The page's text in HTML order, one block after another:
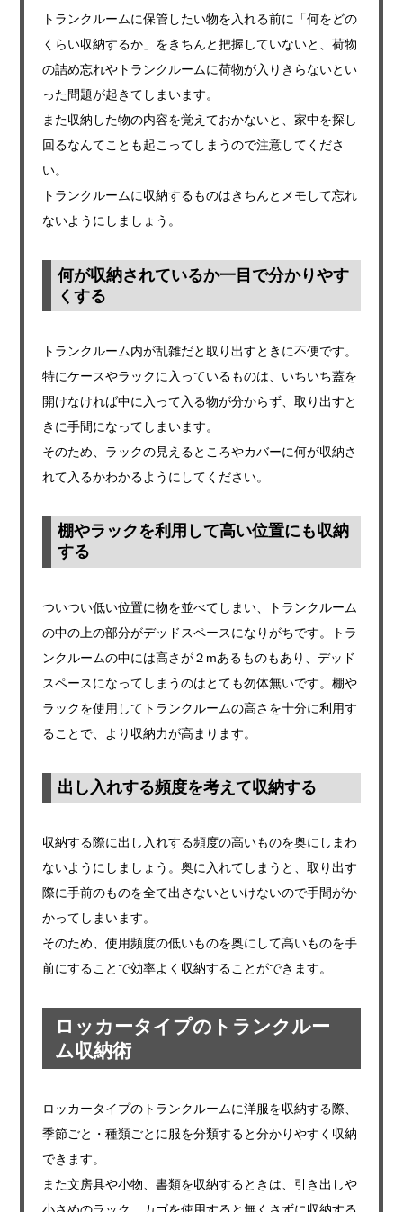
トランクルームに保管したい物を入れる前に「何をどの
くらい収納するか」をきちんと把握していないと、荷物
の詰め忘れやトランクルームに荷物が入りきらないとい
った問題が起きてしまいます。
また収納した物の内容を覚えておかないと、家中を探し
回るなんてことも起こってしまうので注意してくださ
い。
トランクルームに収納するものはきちんとメモして忘れ
ないようにしましょう。
何が収納されているか一目で分かりやす
くする
トランクルーム内が乱雑だと取り出すときに不便です。
特にケースやラックに入っているものは、いちいち蓋を
開けなければ中に入って入る物が分からず、取り出すと
きに手間になってしまいます。
そのため、ラックの見えるところやカバーに何が収納さ
れて入るかわかるようにしてください。
棚やラックを利用して高い位置にも収納
する
ついつい低い位置に物を並べてしまい、トランクルーム
の中の上の部分がデッドスペースになりがちです。トラ
ンクルームの中には高さが２mあるものもあり、デッド
スペースになってしまうのはとても勿体無いです。棚や
ラックを使用してトランクルームの高さを十分に利用す
ることで、より収納力が高まります。
出し入れする頻度を考えて収納する
収納する際に出し入れする頻度の高いものを奥にしまわ
ないようにしましょう。奥に入れてしまうと、取り出す
際に手前のものを全て出さないといけないので手間がか
かってしまいます。
そのため、使用頻度の低いものを奥にして高いものを手
前にすることで効率よく収納することができます。
ロッカータイプのトランクルー
ム収納術
ロッカータイプのトランクルームに洋服を収納する際、
季節ごと・種類ごとに服を分類すると分かりやすく収納
できます。
また文房具や小物、書類を収納するときは、引き出しや